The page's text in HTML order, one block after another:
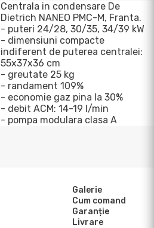
Centrala in condensare De
Dietrich NANEO PMC-M, Franta.
- puteri 24/28, 30/35, 34/39 kW
- dimensiuni compacte
indiferent de puterea centralei:
55x37x36 cm
- greutate 25 kg
- randament 109%
- economie gaz pina la 30%
- debit ACM: 14-19 l/min
- pompa modulara clasa A
Galerie
Cum comand
Garanție
Livrare